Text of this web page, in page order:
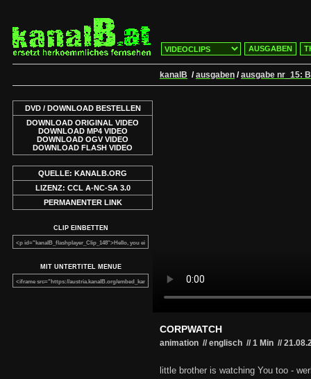
AUSGABEN
kanalB /ausgaben /ausgabe nr_15:
DVD / DOWNLOAD BESTELLEN
DOWNLOAD ORIGINAL VIDEO
DOWNLOAD MP4 VIDEO
DOWNLOAD OGV VIDEO
DOWNLOAD FLASH VIDEO
QUELLE: KANALB.ORG
LIZENZ: CCL A-NC-SA 3.0
PERMANENTER LINK
CLIP EINBETTEN
MIT UNTERTITEL MENUE
CORPWATCH
animation // englisch // 1 Min //
little brother is watching You too -